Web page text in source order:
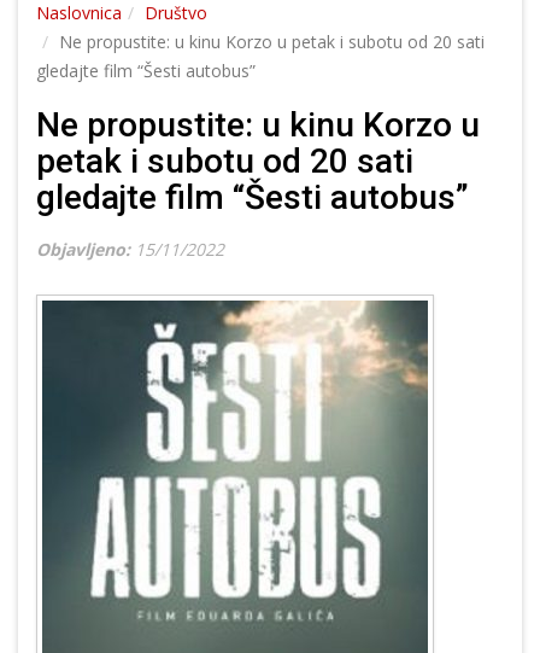
Naslovnica
Društvo
Ne propustite: u kinu Korzo u petak i subotu od 20 sati
gledajte film “Šesti autobus”
Ne propustite: u kinu Korzo u
petak i subotu od 20 sati
gledajte film “Šesti autobus”
Objavljeno: 15/11/2022